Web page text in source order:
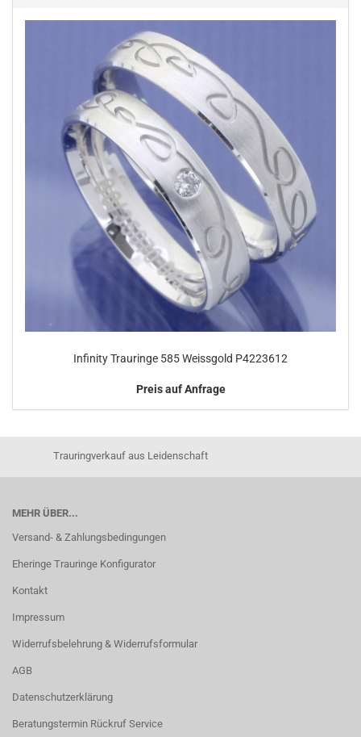
Infinity Trauringe 585 Weissgold P4223612
Preis auf Anfrage
Trauringverkauf aus Leidenschaft
MEHR ÜBER...
Versand- & Zahlungsbedingungen
Eheringe Trauringe Konfigurator
Kontakt
Impressum
Widerrufsbelehrung & Widerrufsformular
AGB
Datenschutzerklärung
Beratungstermin Rückruf Service